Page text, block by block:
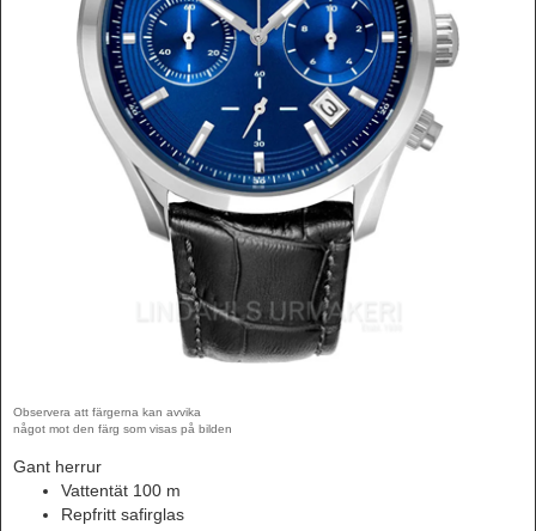
Observera att färgerna kan avvika
något mot den färg som visas på bilden
Gant herrur
Vattentät 100 m
Repfritt safirglas